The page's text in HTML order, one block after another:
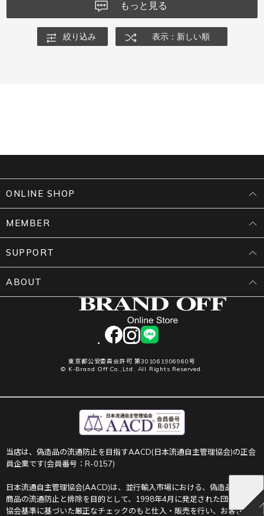
もっと見る
絞り込み 表示：新しい順
facebookinstagram
LINE
東京都公安委員会許可 第301061906960号
© K-Brand Off Co.,Ltd. All Rights Reserved.
ONLINE SHOP
MEMBER
SUPPORT
ABOUT
当店は、偽造品の流通防止を目指すAACD(日本流通自主管理協会)の正会
員企業です(会員番号：R-0157)
日本流通自主管理協会(AACD)は、並行輸入市場における、偽造品や不正
商品の流通防止と排除を目的として、1998年4月に発足された団体です。
協会基準に基づいた厳正なチェックのもと仕入・販売を行い、お客さま